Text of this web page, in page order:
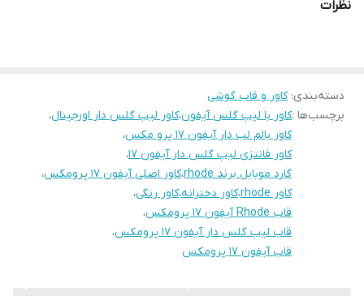
ایجاد می‌کنند. این مجموعه یکی از ترندهای محبوب بین کاربران آیفون
محسوب می‌شود.
اگر به دنبال یک قاب اورجینال، خاص و کاملاً متفاوت هستید که توجه
پرومکس است. مناسب کادو، استفاده روزمره و استایل‌های لاکچری.
سری این محصول در ۵ رنگ ترند و بسیار شیک موجود است:
افرادی که دنبال قاب اورجینال و متفاوت هستند
نظرات
دسته‌بندی:کاور و قاب گوشی
برچسب‌ها :کاور با لیپ گلس آیفون،کاور لیپ گلس دار اورجینال،
کاور بالم لب دار آیفون 17 پرو مکس
،
کاور فانتزی لیپ گلس دار آیفون 17 ،
گارد موبایل برند rhode
،کاور اصلی آیفون 17 پرومکس
،
کاور rhode
،کاور دخترانه،کاور رنگی،
قاب Rhode آیفون 17 پرومکس
،
قاب لیپ گلس دار آیفون 17 پرومکس
،
قاب آیفون 17 پرومکس